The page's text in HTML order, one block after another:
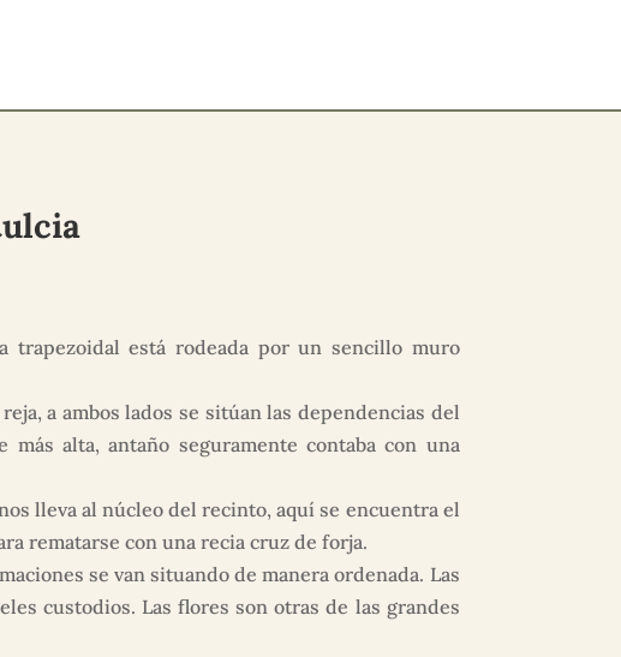
está rodeada por un sencillo muro
a ambos lados se sitúan las dependencias del
alta, antaño seguramente contaba con una
lleva al núcleo del recinto, aquí se encuentra el
rematarse con una recia cruz de forja.
se van situando de manera ordenada. Las
custodios. Las flores son otras de las grandes